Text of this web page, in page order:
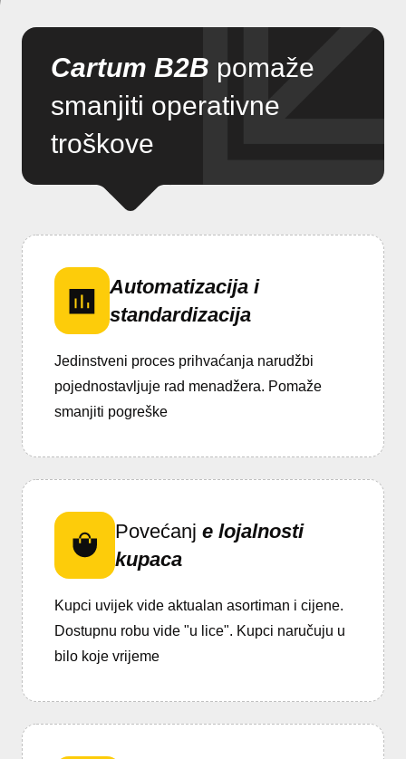
Cartum B2B pomaže
smanjiti operativne
troškove
Automatizacija i
standardizacija
Jedinstveni proces prihvaćanja narudžbi
pojednostavljuje rad menadžera. Pomaže
smanjiti pogreške
Povećanje lojalnosti
kupaca
Kupci uvijek vide aktualan asortiman i cijene.
Dostupnu robu vide "u lice". Kupci naručuju u
bilo koje vrijeme